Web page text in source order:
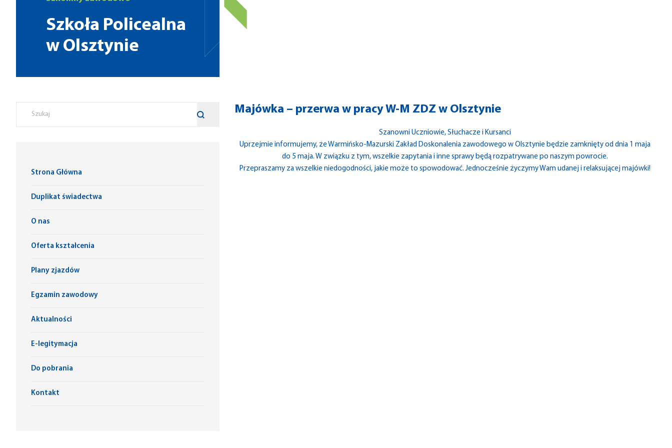
Szkoła Policealna
w Olsztynie
Strona Główna
Duplikat świadectwa
O nas
Oferta kształcenia
Plany zjazdów
Egzamin zawodowy
Aktualności
E-legitymacja
Do pobrania
Kontakt
Majówka – przerwa w pracy W-M ZDZ w Olsztynie
Szanowni Uczniowie, Słuchacze i Kursanci
Uprzejmie informujemy, że Warmińsko-Mazurski Zakład Doskonalenia zawodowego w Olsztynie będzie zamknięty od dnia 1 maja
do 5 maja. W związku z tym, wszelkie zapytania i inne sprawy będą rozpatrywane po naszym powrocie.
Przepraszamy za wszelkie niedogodności, jakie może to spowodować. Jednocześnie życzymy Wam udanej i relaksującej majówki!